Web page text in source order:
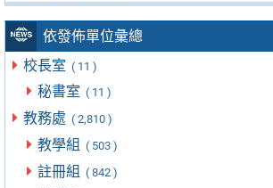
依發佈單位彙總
校長室 ( 11 )
秘書室 ( 11 )
教務處 ( 2,810 )
教學組 ( 503 )
註冊組 ( 842 )